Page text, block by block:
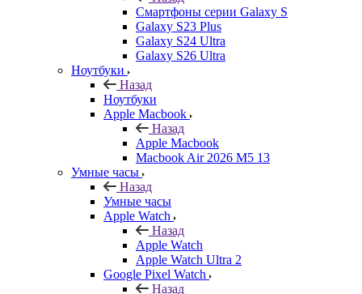
Смартфоны серии Galaxy S
Galaxy S23 Plus
Galaxy S24 Ultra
Galaxy S26 Ultra
Ноутбуки
Назад
Ноутбуки
Apple Macbook
Назад
Apple Macbook
Macbook Air 2026 M5 13
Умные часы
Назад
Умные часы
Apple Watch
Назад
Apple Watch
Apple Watch Ultra 2
Google Pixel Watch
Назад